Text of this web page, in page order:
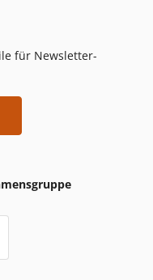
für Newsletter-